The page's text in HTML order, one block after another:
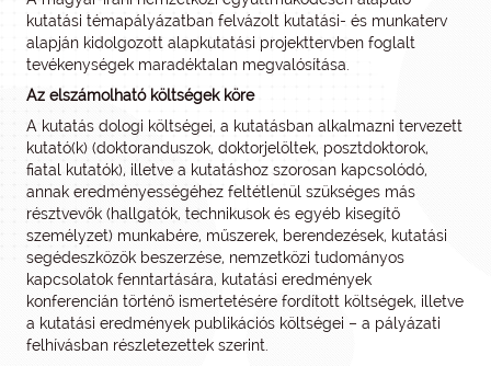
kutatási témapályázatban felvázolt kutatási- és munkaterv
alapján kidolgozott alapkutatási projekttervben foglalt
tevékenységek maradéktalan megvalósítása.
Az elszámolható költségek köre
A kutatás dologi költségei, a kutatásban alkalmazni tervezett
kutató(k) (doktoranduszok, doktorjelöltek, posztdoktorok,
fiatal kutatók), illetve a kutatáshoz szorosan kapcsolódó,
annak eredményességéhez feltétlenül szükséges más
résztvevők (hallgatók, technikusok és egyéb kisegítő
személyzet) munkabére, műszerek, berendezések, kutatási
segédeszközök beszerzése, nemzetközi tudományos
kapcsolatok fenntartására, kutatási eredmények
konferencián történő ismertetésére fordított költségek, illetve
a kutatási eredmények publikációs költségei – a pályázati
felhívásban részletezettek szerint.